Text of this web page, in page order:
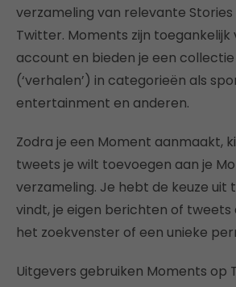
verzameling van relevante
Twitter. Moments zijn
account en bieden je een
(‘verhalen’) in categorieën als
entertainment en anderen.
Zodra je een Moment aanmaakt,
tweets je wilt toevoegen aan je
verzameling. Je hebt de keuze uit
vindt, je eigen berichten of tweets
het zoekvenster of een unieke
Uitgevers gebruiken Moments op